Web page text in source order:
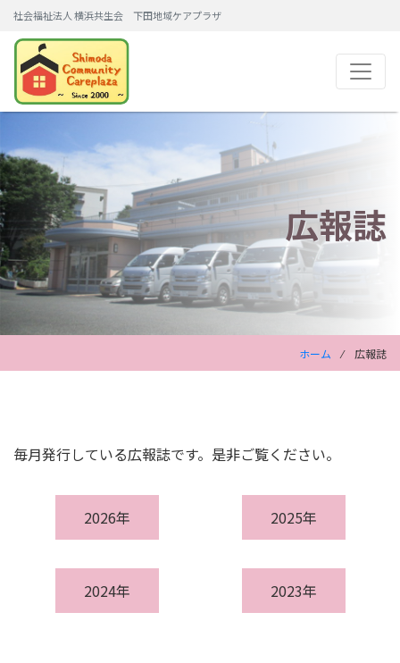
社会福祉法人 横浜共生会 下田地域ケアプラザ
広報誌
ホーム ⁄ 広報誌
毎月発行している広報誌です。是非ご覧ください。
2026年 2025年
2024年 2023年